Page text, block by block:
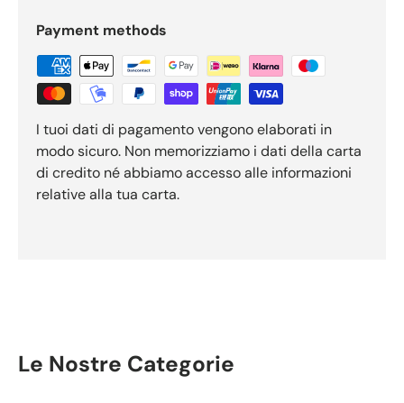
Payment methods
I tuoi dati di pagamento vengono elaborati in
modo sicuro. Non memorizziamo i dati della carta
di credito né abbiamo accesso alle informazioni
relative alla tua carta.
Le Nostre Categorie